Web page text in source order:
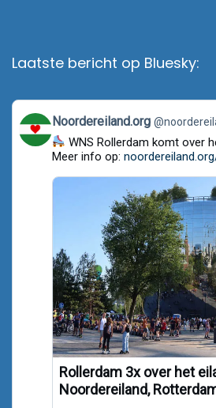
Laatste bericht op Bluesky:
View
post
by
Noordereiland.org
Noordereiland.org
WNS Rollerdam komt over
Meer info op:
Rollerdam 3x over het
Noordereiland,